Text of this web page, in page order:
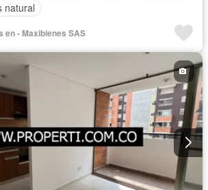
natural
en - Maxibienes SAS